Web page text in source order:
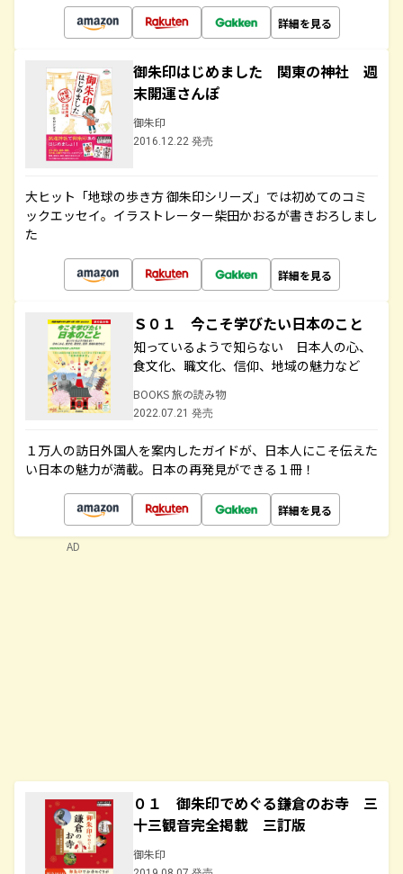
詳細を見る
御朱印はじめました 関東の神社 週
末開運さんぽ
御朱印
2016.12.22 発売
大ヒット「地球の歩き方 御朱印シリーズ」では初めてのコミ
ックエッセイ。イラストレーター柴田かおるが書きおろしまし
た
詳細を見る
Ｓ０１ 今こそ学びたい日本のこと
知っているようで知らない 日本人の心、
食文化、職文化、信仰、地域の魅力など
BOOKS 旅の読み物
2022.07.21 発売
１万人の訪日外国人を案内したガイドが、日本人にこそ伝えた
い日本の魅力が満載。日本の再発見ができる１冊！
詳細を見る
０１ 御朱印でめぐる鎌倉のお寺 三
十三観音完全掲載 三訂版
御朱印
AD